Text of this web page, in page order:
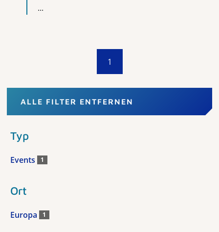
...
1
ALLE FILTER ENTFERNEN
Typ
Events 1
Ort
Europa 1